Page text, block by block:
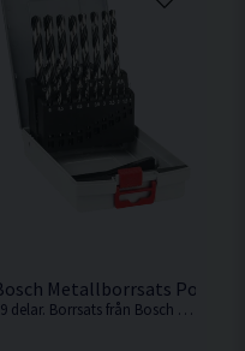
R 1-10mm 19 delar
Metallborrsats
19 delar. Borrsats från Bosch med HSS-spiralborrar med PointTeQ-spetsar vilket möjliggör snabb borrning i metall.